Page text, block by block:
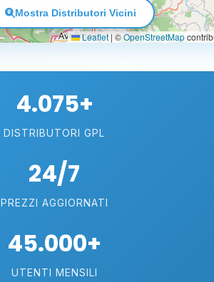
Leaflet | ©OpenStreetMap
Mostra Distributori Vicini
4.075+
DISTRIBUTORI GPL
24/7
PREZZI AGGIORNATI
45.000+
UTENTI MENSILI